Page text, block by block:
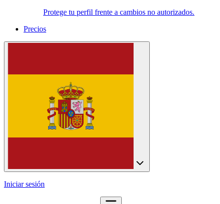
Protege tu perfil frente a cambios no autorizados.
Precios
Iniciar sesión